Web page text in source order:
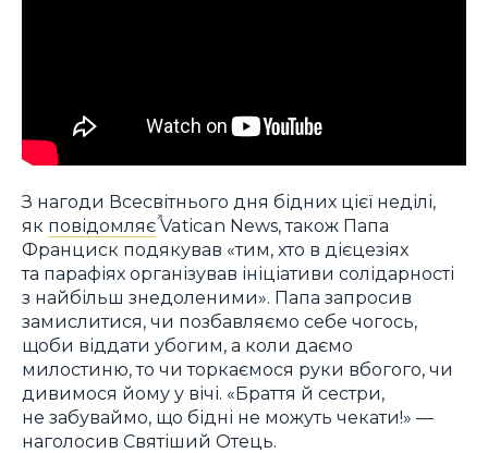
З нагоди Всесвітнього дня бідних цієї неділі,
як повідомляєVatican News, також Папа
Франциск подякував «тим, хто в дієцезіях
та парафіях організував ініціативи солідарності
з найбільш знедоленими». Папа запросив
замислитися, чи позбавляємо себе чогось,
щоби віддати убогим, а коли даємо
милостиню, то чи торкаємося руки вбогого, чи
дивимося йому у вічі. «Браття й сестри,
не забуваймо, що бідні не можуть чекати!» —
наголосив Святіший Отець.